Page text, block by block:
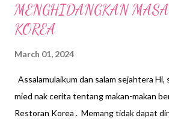
MENGHIDANGKAN
KOREA
March 01, 2024
Assalamulaikum dan salam sejahtera Hi,
mied nak cerita tentang makan-makan
Restoran Korea . Memang tidak dapat